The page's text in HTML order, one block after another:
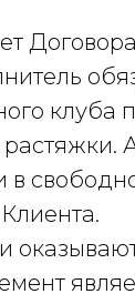
Договора
клуба
в